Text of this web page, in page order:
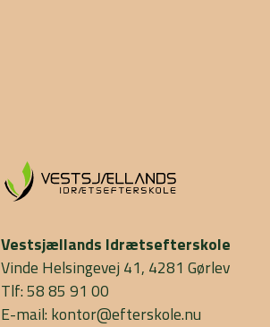
Vestsjællands Idrætsefterskole
Vinde Helsingevej 41, 4281 Gørlev
Tlf: 58 85 91 00
E-mail: kontor@efterskole.nu